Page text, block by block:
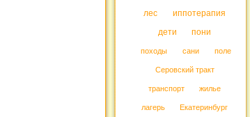
лес
иппотерапия
дети
пони
походы сани поле
Серовский тракт
транспорт жилье
лагерь Екатеринбург